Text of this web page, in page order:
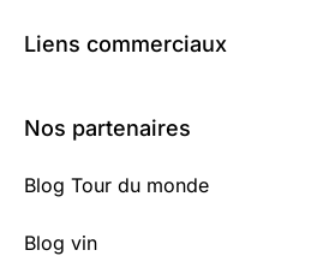
Liens commerciaux
Nos partenaires
Blog Tour du monde
Blog vin